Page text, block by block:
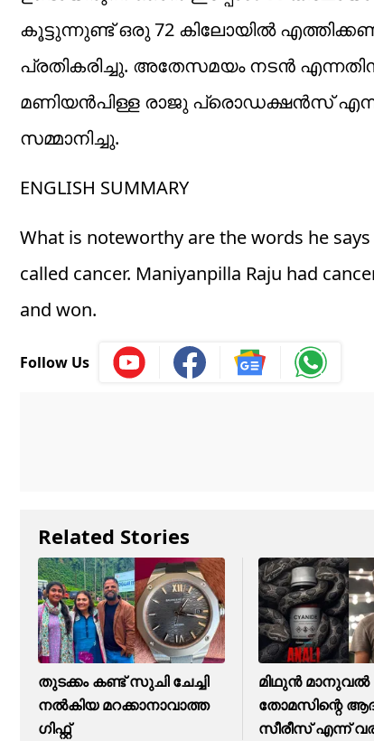
കൂട്ടുന്നുണ്ട് ഒരു 72 കിലോയിൽ
പ്രതികരിച്ചു. അതേസമയം നടൻ
മണിയൻപിള്ള രാജു പ്രൊഡക്ഷൻസ് എന്ന
സമ്മാനിച്ചു.
ENGLISH SUMMARY
What is noteworthy are the words he
called cancer. Maniyanpilla Raju had
and won.
Follow Us
Related Stories
തുടക്കം കണ്ട് സുചി ചേച്ചി
നൽകിയ മറക്കാനാവാത്ത ​
ഗിഫ്റ്റ്
മിഥുൻ മാനുവൽ
തോമസിന്റെ
സീരീസ് എന്ന്